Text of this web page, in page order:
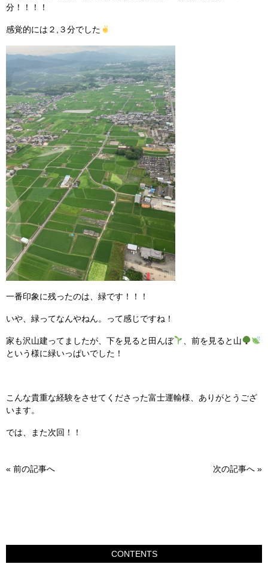
分！！！！
感覚的には２,３分でした
一番印象に残ったのは、緑です！！！
いや、緑ってなんやねん。って感じですね！
家も沢山建ってましたが、下を見ると田んぼ
、前を見ると山
という様に緑いっぱいでした！
こんな貴重な経験をさせてくださった富士運輸様、ありがとうござ
います。
では、また次回！！
« 前の記事へ 次の記事へ »
CONTENTS